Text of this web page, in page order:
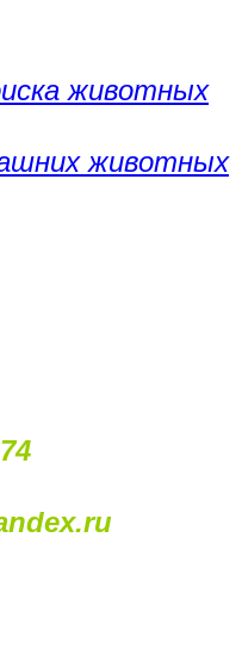
животных
животных